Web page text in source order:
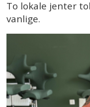
To lokale jenter
vanlige.